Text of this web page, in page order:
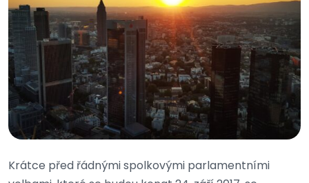
Krátce před řádnými spolkovými parlamentními